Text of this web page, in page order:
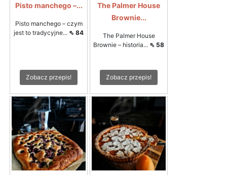
Pisto manchego –...
Pisto manchego – czym
jest to tradycyjne... ⇖ 84
Zobacz przepis!
The Palmer House
Brownie...
The Palmer House
Brownie – historia... ⇖ 58
Zobacz przepis!